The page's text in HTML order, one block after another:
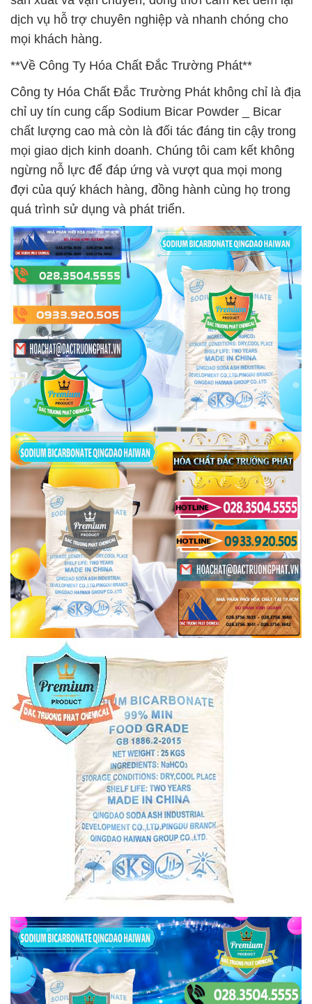
dịch vụ hỗ trợ chuyên nghiệp và nhanh chóng cho
mọi khách hàng.
**Về Công Ty Hóa Chất Đắc Trường Phát**
Công ty Hóa Chất Đắc Trường Phát không chỉ là địa
chỉ uy tín cung cấp Sodium Bicar Powder _ Bicar
chất lượng cao mà còn là đối tác đáng tin cậy trong
mọi giao dịch kinh doanh. Chúng tôi cam kết không
ngừng nỗ lực để đáp ứng và vượt qua mọi mong
đợi của quý khách hàng, đồng hành cùng họ trong
quá trình sử dụng và phát triển.